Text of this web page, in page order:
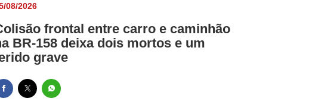
08/2026
frontal entre carro e caminhão
BR-158 deixa dois mortos e um
grave